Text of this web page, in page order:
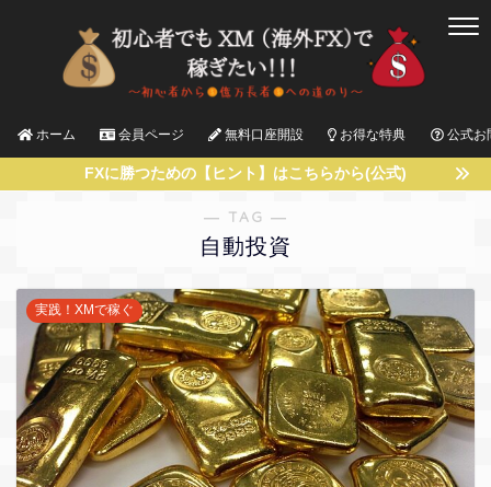
ホーム 会員ページ 無料口座開設 お得な特典 公式お
FXに勝つための【ヒント】はこちらから(公式)
― TAG ―
自動投資
実践！XMで稼ぐ